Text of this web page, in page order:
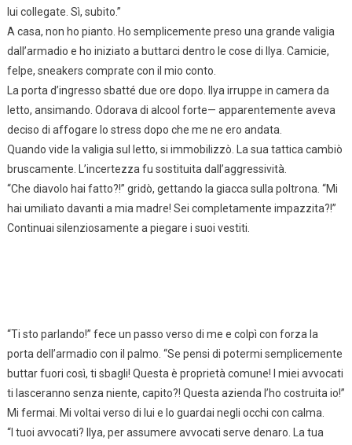
lui collegate. Sì, subito.”
A casa, non ho pianto. Ho semplicemente preso una grande valigia
dall’armadio e ho iniziato a buttarci dentro le cose di Ilya. Camicie,
felpe, sneakers comprate con il mio conto.
La porta d’ingresso sbatté due ore dopo. Ilya irruppe in camera da
letto, ansimando. Odorava di alcool forte— apparentemente aveva
deciso di affogare lo stress dopo che me ne ero andata.
Quando vide la valigia sul letto, si immobilizzò. La sua tattica cambiò
bruscamente. L’incertezza fu sostituita dall’aggressività.
“Che diavolo hai fatto?!” gridò, gettando la giacca sulla poltrona. “Mi
hai umiliato davanti a mia madre! Sei completamente impazzita?!”
Continuai silenziosamente a piegare i suoi vestiti.
“Ti sto parlando!” fece un passo verso di me e colpì con forza la
porta dell’armadio con il palmo. “Se pensi di potermi semplicemente
buttar fuori così, ti sbagli! Questa è proprietà comune! I miei avvocati
ti lasceranno senza niente, capito?! Questa azienda l’ho costruita io!”
Mi fermai. Mi voltai verso di lui e lo guardai negli occhi con calma.
“I tuoi avvocati? Ilya, per assumere avvocati serve denaro. La tua